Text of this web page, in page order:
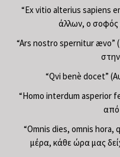
“Ex vitio alterius sapiens
άλλων, ο σοφός
“Ars nostro spernitur ævo”
“Qvi benè docet”
“Homo interdum asperior
από
“Omnis dies, omnis hora,
μέρα, κάθε ώρα μας